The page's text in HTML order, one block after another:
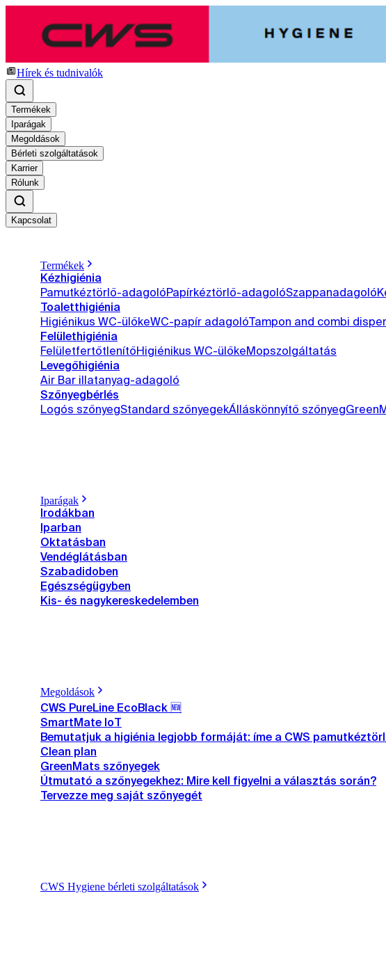
Hírek és tudnivalók
Termékek
Iparágak
Megoldások
Bérleti szolgáltatások
Karrier
Rólunk
Kapcsolat
Termékek
Kézhigiénia
Pamutkéztörlő-adagolóPapírkéztörlő-adagolóSzappanadagoló
Toaletthigiénia
Higiénikus WC-ülőkeWC-papír adagoló Tampon and combi
Felülethigiénia
FelületfertőtlenítőHigiénikus WC-ülőkeMopszolgáltatás
Levegőhigiénia
Air Bar illatanyag-adagoló
Szőnyegbérlés
Logós szőnyegStandard szőnyegekÁlláskönnyítő szőnyeg
Iparágak
Irodákban
Iparban
Oktatásban
Vendéglátásban
Szabadidoben
Egészségügyben
Kis- és nagykereskedelemben
Megoldások
CWS PureLine EcoBlack 🆕
SmartMate IoT
Bemutatjuk a higiénia legjobb formáját: íme a CWS
Clean plan
GreenMats szőnyegek
Útmutató a szőnyegekhez: Mire kell figyelni a választás során?
Tervezze meg saját szőnyegét
CWS Hygiene bérleti szolgáltatások